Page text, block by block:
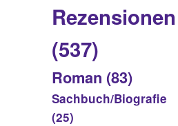
Rezensionen
(537)
Roman (83)
Sachbuch/Biografie
(25)